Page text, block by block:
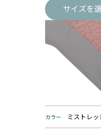
サイズを
カラー ミストレッ